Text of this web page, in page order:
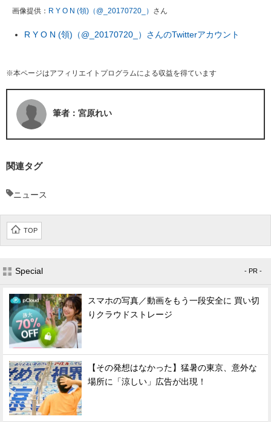
画像提供： R Y O N (領)（@_20170720_） さん
R Y O N (領)（@_20170720_）さんのTwitterアカウント
※本ページはアフィリエイトプログラムによる収益を得ています
筆者：宮原れい
関連タグ
ニュース
TOP
Special - PR -
スマホの写真／動画をもう一段安全に 買い切
りクラウドストレージ
【その発想はなかった】猛暑の東京、意外な
場所に「涼しい」広告が出現！